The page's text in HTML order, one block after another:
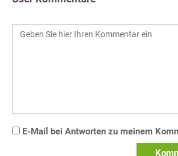
E-Mail bei Antworten zu meinem